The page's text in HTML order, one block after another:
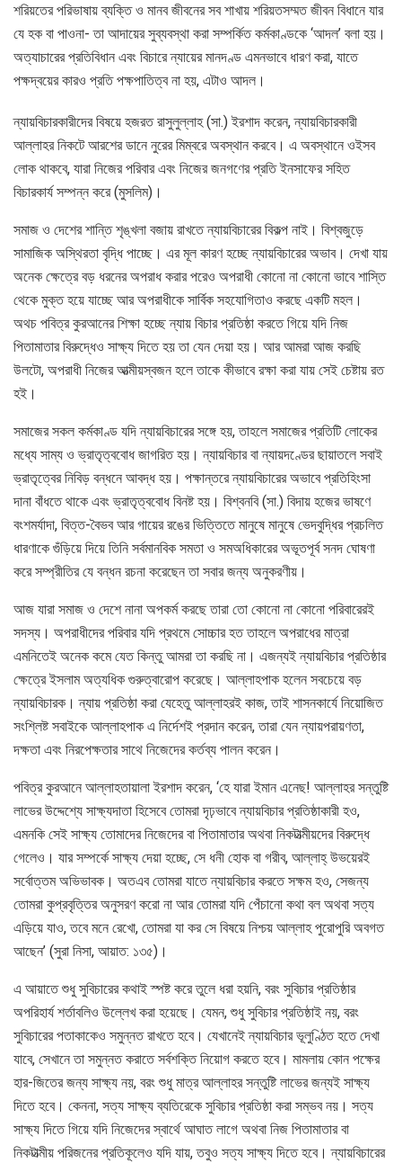
শরিয়তের পরিভাষায় ব্যক্তি ও মানব জীবনের সব শাখায় শরিয়তসম্মত জীবন বিধানে যার
যে হক বা পাওনা- তা আদায়ের সুব্যবস্থা করা সম্পর্কিত কর্মকাণ্ডকে ‘আদল’ বলা হয়।
অত্যাচারের প্রতিবিধান এবং বিচারে ন্যায়ের মানদণ্ড এমনভাবে ধারণ করা, যাতে
পক্ষদ্বয়ের কারও প্রতি পক্ষপাতিত্ব না হয়, এটাও আদল।
ন্যায়বিচারকারীদের বিষয়ে হজরত রাসুলুল্লাহ (সা.) ইরশাদ করেন, ন্যায়বিচারকারী
আল্লাহর নিকটে আরশের ডানে নুরের মিম্বরে অবস্থান করবে। এ অবস্থানে ওইসব
লোক থাকবে, যারা নিজের পরিবার এবং নিজের জনগণের প্রতি ইনসাফের সহিত
বিচারকার্য সম্পন্ন করে (মুসলিম)।
সমাজ ও দেশের শান্তি শৃঙ্খলা বজায় রাখতে ন্যায়বিচারের বিকল্প নাই। বিশ্বজুড়ে
সামাজিক অস্থিরতা বৃদ্ধি পাচ্ছে। এর মূল কারণ হচ্ছে ন্যায়বিচারের অভাব। দেখা যায়
অনেক ক্ষেত্রে বড় ধরনের অপরাধ করার পরেও অপরাধী কোনো না কোনো ভাবে শাস্তি
থেকে মুক্ত হয়ে যাচ্ছে আর অপরাধীকে সার্বিক সহযোগিতাও করছে একটি মহল।
অথচ পবিত্র কুরআনের শিক্ষা হচ্ছে ন্যায় বিচার প্রতিষ্ঠা করতে গিয়ে যদি নিজ
পিতামাতার বিরুদ্ধেও সাক্ষ্য দিতে হয় তা যেন দেয়া হয়। আর আমরা আজ করছি
উলটো, অপরাধী নিজের আত্মীয়স্বজন হলে তাকে কীভাবে রক্ষা করা যায় সেই চেষ্টায় রত
হই।
সমাজের সকল কর্মকাণ্ড যদি ন্যায়বিচারের সঙ্গে হয়, তাহলে সমাজের প্রতিটি লোকের
মধ্যে সাম্য ও ভ্রাতৃত্ববোধ জাগরিত হয়। ন্যায়বিচার বা ন্যায়দণ্ডের ছায়াতলে সবাই
ভ্রাতৃত্বের নিবিড় বন্ধনে আবদ্ধ হয়। পক্ষান্তরে ন্যায়বিচারের অভাবে প্রতিহিংসা
দানা বাঁধতে থাকে এবং ভ্রাতৃত্ববোধ বিনষ্ট হয়। বিশ্বনবি (সা.) বিদায় হজের ভাষণে
বংশমর্যাদা, বিত্ত-বৈভব আর গায়ের রঙের ভিত্তিতে মানুষে মানুষে ভেদবুদ্ধির প্রচলিত
ধারণাকে গুঁড়িয়ে দিয়ে তিনি সর্বমানবিক সমতা ও সমঅধিকারের অভূতপূর্ব সনদ ঘোষণা
করে সম্প্রীতির যে বন্ধন রচনা করেছেন তা সবার জন্য অনুকরণীয়।
আজ যারা সমাজ ও দেশে নানা অপকর্ম করছে তারা তো কোনো না কোনো পরিবারেরই
সদস্য। অপরাধীদের পরিবার যদি প্রথমে সোচ্চার হত তাহলে অপরাধের মাত্রা
এমনিতেই অনেক কমে যেত কিন্তু আমরা তা করছি না। এজন্যই ন্যায়বিচার প্রতিষ্ঠার
ক্ষেত্রে ইসলাম অত্যধিক গুরুত্বারোপ করেছে। আল্লাহপাক হলেন সবচেয়ে বড়
ন্যায়বিচারক। ন্যায় প্রতিষ্ঠা করা যেহেতু আল্লাহরই কাজ, তাই শাসনকার্যে নিয়োজিত
সংশ্লিষ্ট সবাইকে আল্লাহপাক এ নির্দেশই প্রদান করেন, তারা যেন ন্যায়পরায়ণতা,
দক্ষতা এবং নিরপেক্ষতার সাথে নিজেদের কর্তব্য পালন করেন।
পবিত্র কুরআনে আল্লাহতায়ালা ইরশাদ করেন, ‘হে যারা ইমান এনেছ! আল্লাহর সন্তুষ্টি
লাভের উদ্দেশ্যে সাক্ষ্যদাতা হিসেবে তোমরা দৃঢ়ভাবে ন্যায়বিচার প্রতিষ্ঠাকারী হও,
এমনকি সেই সাক্ষ্য তোমাদের নিজেদের বা পিতামাতার অথবা নিকটাত্মীয়দের বিরুদ্ধে
গেলেও। যার সম্পর্কে সাক্ষ্য দেয়া হচ্ছে, সে ধনী হোক বা গরীব, আল্লাহ্ উভয়েরই
সর্বোত্তম অভিভাবক। অতএব তোমরা যাতে ন্যায়বিচার করতে সক্ষম হও, সেজন্য
তোমরা কুপ্রবৃত্তির অনুসরণ করো না আর তোমরা যদি পেঁচানো কথা বল অথবা সত্য
এড়িয়ে যাও, তবে মনে রেখো, তোমরা যা কর সে বিষয়ে নিশ্চয় আল্লাহ পুরোপুরি অবগত
আছেন’ (সুরা নিসা, আয়াত: ১৩৫)।
এ আয়াতে শুধু সুবিচারের কথাই স্পষ্ট করে তুলে ধরা হয়নি, বরং সুবিচার প্রতিষ্ঠার
অপরিহার্য শর্তাবলিও উল্লেখ করা হয়েছে। যেমন, শুধু সুবিচার প্রতিষ্ঠাই নয়, বরং
সুবিচারের পতাকাকেও সমুন্নত রাখতে হবে। যেখানেই ন্যায়বিচার ভূলুণ্ঠিত হতে দেখা
যাবে, সেখানে তা সমুন্নত করাতে সর্বশক্তি নিয়োগ করতে হবে। মামলায় কোন পক্ষের
হার-জিতের জন্য সাক্ষ্য নয়, বরং শুধু মাত্র আল্লাহর সন্তুষ্টি লাভের জন্যই সাক্ষ্য
দিতে হবে। কেননা, সত্য সাক্ষ্য ব্যতিরেকে সুবিচার প্রতিষ্ঠা করা সম্ভব নয়। সত্য
সাক্ষ্য দিতে গিয়ে যদি নিজেদের স্বার্থে আঘাত লাগে অথবা নিজ পিতামাতার বা
নিকটাত্মীয় পরিজনের প্রতিকূলেও যদি যায়, তবুও সত্য সাক্ষ্য দিতে হবে। ন্যায়বিচারের